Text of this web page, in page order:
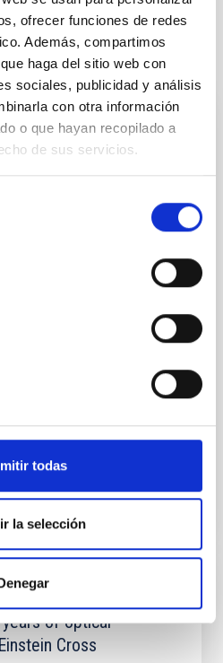
ofrecer funciones de redes
Además, compartimos
haga del sitio web con
sociales, publicidad y análisis
con otra información
o que hayan recopilado a
de sus servicios.
todas
la selección
histories on
simulated galaxies. In
star formation influence the
cuspy dark matter profiles.
of optical
Cross